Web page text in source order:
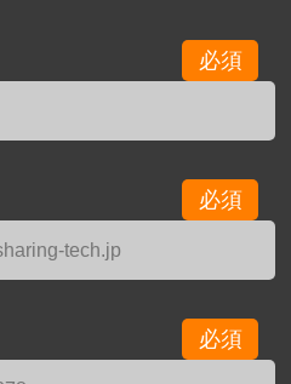
必須
必須
必須